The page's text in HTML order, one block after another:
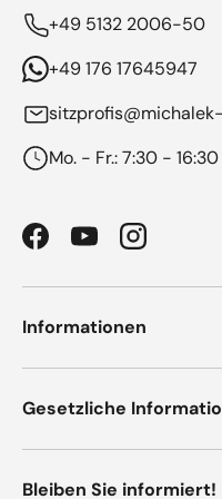
+49 5132 2006-50
+49 176 17645947
Mo. - Fr.: 7:30 -
FacebookYouTubeInstagram
Informationen
Gesetzliche
Bleiben Sie informiert!